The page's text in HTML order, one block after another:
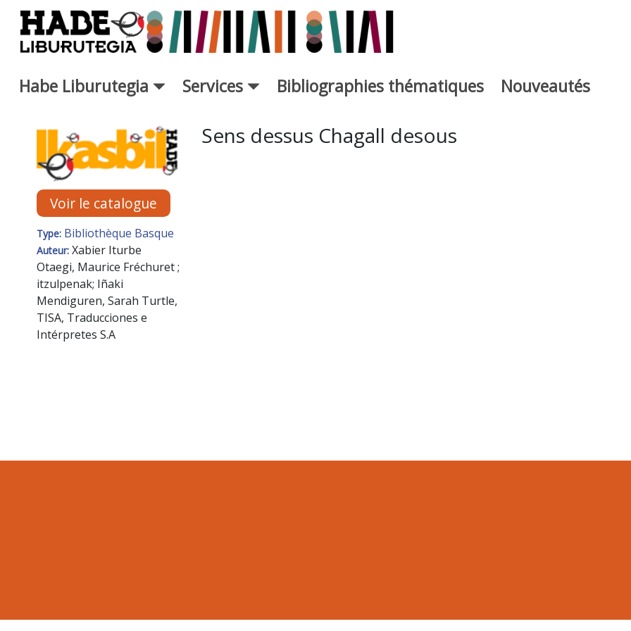
Saut au contenu principal
Habe Liburutegia Services Bibliographies thématiques Nouveautés
Fiche de Nouveaux Livres - Liburutegia
Voir le catalogue
Type: Bibliothèque Basque
Auteur: Xabier Iturbe
Otaegi, Maurice Fréchuret ;
itzulpenak; Iñaki
Mendiguren, Sarah Turtle,
TISA, Traducciones e
Intérpretes S.A
Sens dessus Chagall desous